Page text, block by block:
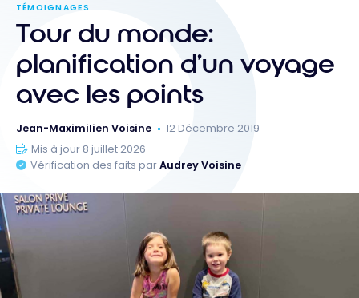
TÉMOIGNAGES
Tour du monde:
planification d’un voyage
avec les points
Jean-Maximilien Voisine
12 Décembre 2019
Mis à jour 8 juillet 2026
Vérification des faits parAudrey Voisine